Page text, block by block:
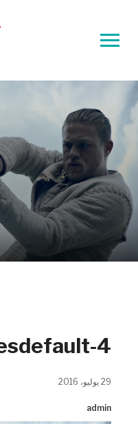
Toggle
navigation
4
29 يوليو، 2016
admin